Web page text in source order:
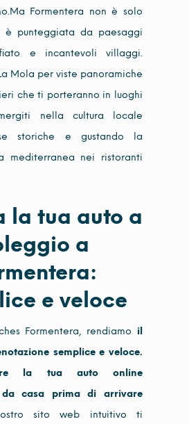
Formentera non è solo
è punteggiata da paesaggi
e incantevoli villaggi.
Mola per viste panoramiche
che ti porteranno in luoghi
nella cultura locale
storiche e gustando la
mediterranea nei ristoranti
la tua auto a
a
e veloce
Formentera, rendiamo il
semplice e veloce.
la tua auto online
da casa prima di arrivare
sito web intuitivo ti